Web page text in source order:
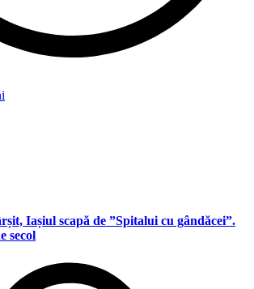
Iașiul scapă de ”Spitalui cu gândăcei”.
secol